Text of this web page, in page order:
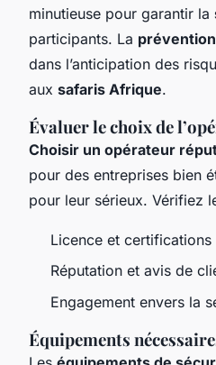
minutieuse pour garantir la
participants. La prévention
dans l’anticipation des
aux safaris Afrique.
Évaluer le choix de
Choisir un opérateur
pour des entreprises bien
pour leur sérieux. Vérifiez
Licence et certifications
Réputation et avis de
Engagement envers la
Équipements